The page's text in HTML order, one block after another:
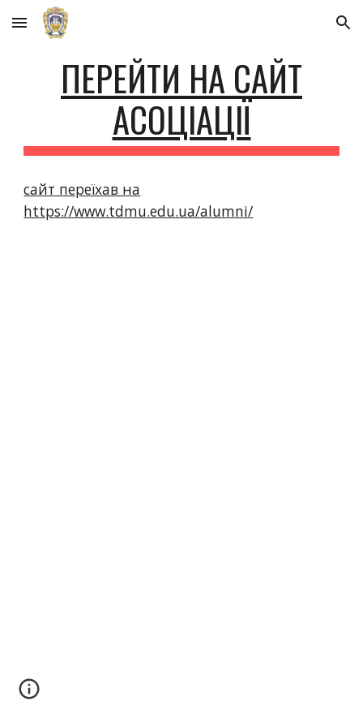
Skip to main content Skip to navigation
ПЕРЕЙТИ НА САЙТ
АСОЦІАЦІЇ
сайт переїхав на
https://www.tdmu.edu.ua/alumni/